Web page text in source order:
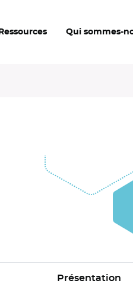
Ressources Qui sommes-
Présentation